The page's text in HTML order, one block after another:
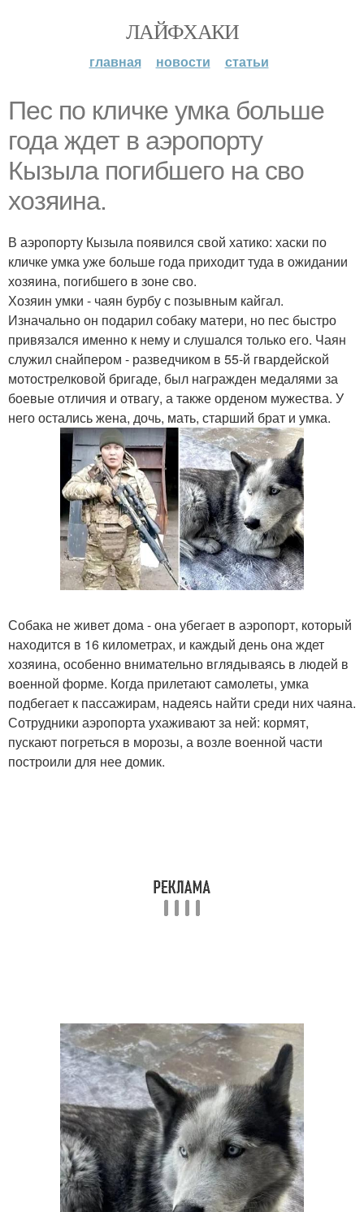
ЛАЙФХАКИ
главная новости статьи
Пес по кличке умка больше
года ждет в аэропорту
Кызыла погибшего на сво
хозяина.
В аэропорту Кызыла появился свой хатико: хаски по
кличке умка уже больше года приходит туда в ожидании
хозяина, погибшего в зоне сво.
Хозяин умки - чаян бурбу с позывным кайгал.
Изначально он подарил собаку матери, но пес быстро
привязался именно к нему и слушался только его. Чаян
служил снайпером - разведчиком в 55-й гвардейской
мотострелковой бригаде, был награжден медалями за
боевые отличия и отвагу, а также орденом мужества. У
него остались жена, дочь, мать, старший брат и умка.
Собака не живет дома - она убегает в аэропорт, который
находится в 16 километрах, и каждый день она ждет
хозяина, особенно внимательно вглядываясь в людей в
военной форме. Когда прилетают самолеты, умка
подбегает к пассажирам, надеясь найти среди них чаяна.
Сотрудники аэропорта ухаживают за ней: кормят,
пускают погреться в морозы, а возле военной части
построили для нее домик.